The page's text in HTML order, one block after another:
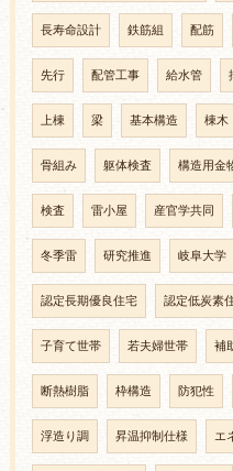
長寿命設計 鉄筋組 配筋
先行 配管工事 給水管
上棟 梁 基本構造 棟木
骨組み 躯体検査 構造用金
検査 雷小屋 産官学共同
冬季雷 研究推進 岐阜大学
認定長期優良住宅 認定低炭素
子育て世帯 若夫婦世帯 補
断熱樹脂 枠構造 防犯性
浮造り調 昇温抑制仕様 エ